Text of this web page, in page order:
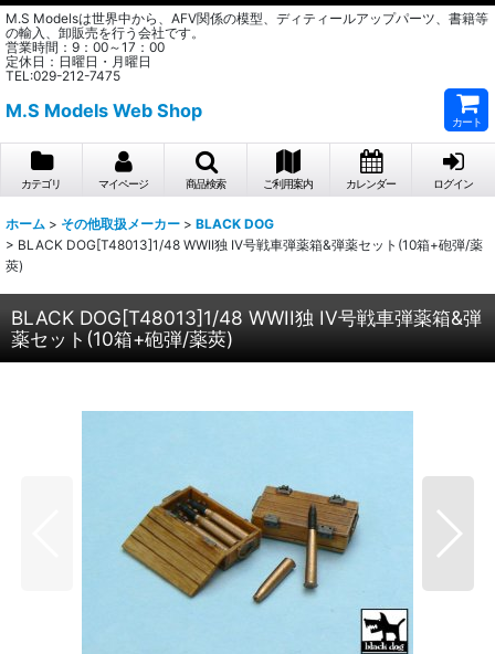
M.S Modelsは世界中から、AFV関係の模型、ディティールアップパーツ、書籍等
の輸入、卸販売を行う会社です。
営業時間：9：00～17：00
定休日：日曜日・月曜日
TEL:029-212-7475
M.S Models Web Shop
カート
カテゴリ マイページ 商品検索 ご利用案内 カレンダー ログイン
ホーム > その他取扱メーカー > BLACK DOG
> BLACK DOG[T48013]1/48 WWII独 IV号戦車弾薬箱&弾薬セット(10箱+砲弾/薬
莢)
BLACK DOG[T48013]1/48 WWII独 IV号戦車弾薬箱&弾
薬セット(10箱+砲弾/薬莢)